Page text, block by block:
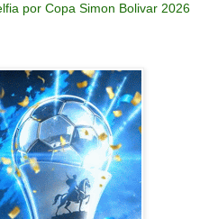
por Copa Simon Bolivar 2026